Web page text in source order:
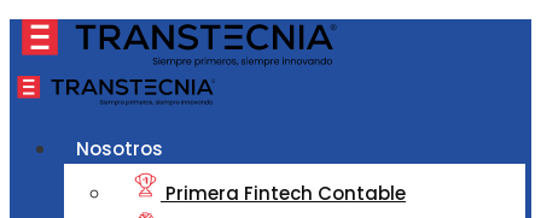
Nosotros
Primera Fintech Contable